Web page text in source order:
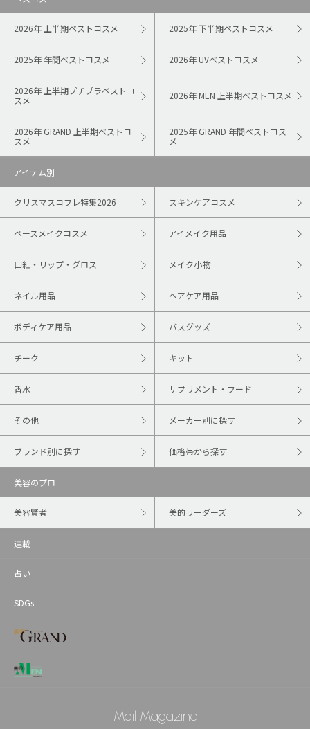
2026年 上半期ベストコスメ 2025年 下半期ベストコスメ
2025年 年間ベストコスメ 2026年 UVベストコスメ
2026年 上半期プチプラベストコ
スメ
2026年 MEN 上半期ベストコスメ
2026年 GRAND 上半期ベストコ
スメ
2025年 GRAND 年間ベストコス
メ
アイテム別
クリスマスコフレ特集2026 スキンケアコスメ
ベースメイクコスメ アイメイク用品
口紅・リップ・グロス メイク小物
ネイル用品 ヘアケア用品
ボディケア用品 バスグッズ
チーク キット
香水 サプリメント・フード
その他 メーカー別に探す
ブランド別に探す 価格帯から探す
美容のプロ
美容賢者 美的リーダーズ
連載
占い
SDGs
Mail Magazine